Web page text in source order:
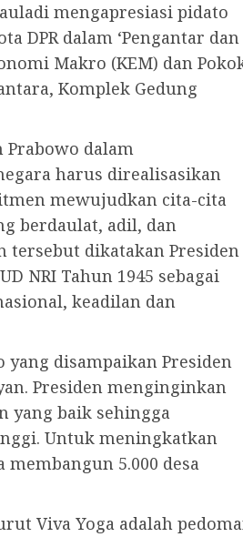
mengapresiasi pidato
DPR dalam ‘Pengantar dan
Makro (KEM) dan
Komplek Gedung
Prabowo dalam
harus direalisasikan
mewujudkan cita-cita
berdaulat, adil, dan
tersebut dikatakan Presiden
NRI Tahun 1945 sebagai
keadilan dan
disampaikan Presiden
Presiden menginginkan
yang baik sehingga
Untuk meningkatkan
5.000 desa
Viva Yoga adalah